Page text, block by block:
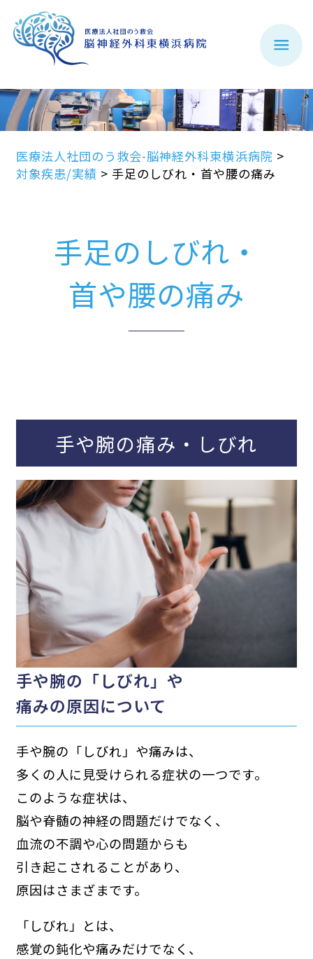
医療法人社団のう救会-脳神経外科東横浜病院 >
対象疾患/実績 >手足のしびれ・首や腰の痛み
手足のしびれ・
首や腰の痛み
手や腕の痛み・しびれ
手や腕の「しびれ」や
痛みの原因について
手や腕の「しびれ」や痛みは、
多くの人に見受けられる症状の一つです。
このような症状は、
脳や脊髄の神経の問題だけでなく、
血流の不調や心の問題からも
引き起こされることがあり、
原因はさまざまです。
「しびれ」とは、
感覚の鈍化や痛みだけでなく、